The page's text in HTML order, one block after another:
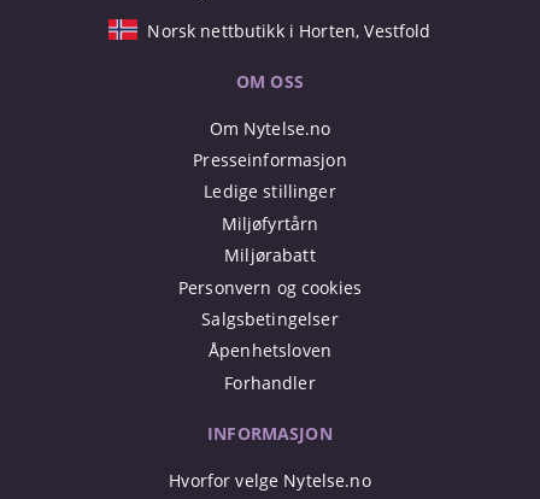
Norsk nettbutikk i Horten, Vestfold
OM OSS
Om Nytelse.no
Presseinformasjon
Ledige stillinger
Miljøfyrtårn
Miljørabatt
Personvern og cookies
Salgsbetingelser
Åpenhetsloven
Forhandler
INFORMASJON
Hvorfor velge Nytelse.no